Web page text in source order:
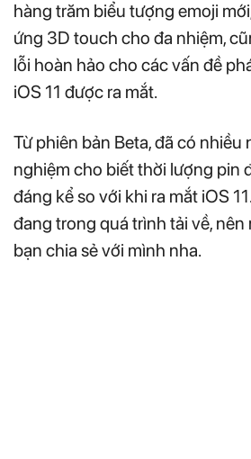
hàng trăm biểu tượng emoji
ứng 3D touch cho đa nhiệm,
lỗi hoàn hảo cho các vấn đề
iOS 11 được ra mắt.
Từ phiên bản Beta, đã có nhiều
nghiệm cho biết thời lượng pin
đáng kể so với khi ra mắt iOS
đang trong quá trình tải về,
bạn chia sẻ với mình nha.